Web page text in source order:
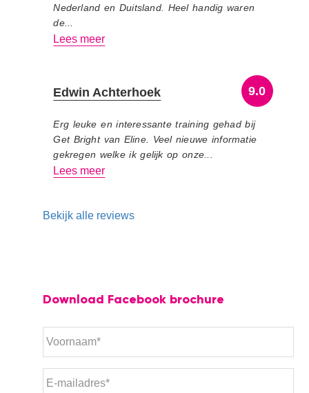
Nederland en Duitsland. Heel handig waren
de...
Lees meer
Edwin Achterhoek 9.0
Erg leuke en interessante training gehad bij
Get Bright van Eline. Veel nieuwe informatie
gekregen welke ik gelijk op onze...
Lees meer
Bekijk alle reviews
Download Facebook brochure